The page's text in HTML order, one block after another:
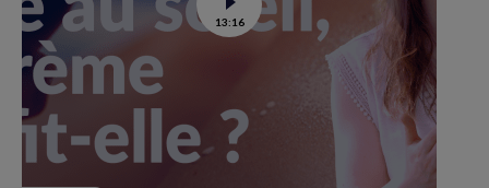
Voir
la
vidéo
est-
elle
la
meilleure
solution
13:16